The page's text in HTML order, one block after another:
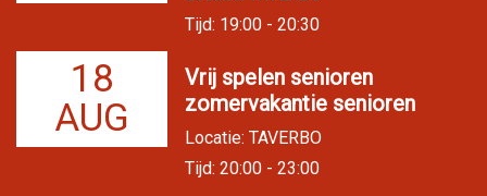
Tijd: 19:00 - 20:30
18
AUG
Vrij spelen senioren
zomervakantie senioren
Locatie: TAVERBO
Tijd: 20:00 - 23:00